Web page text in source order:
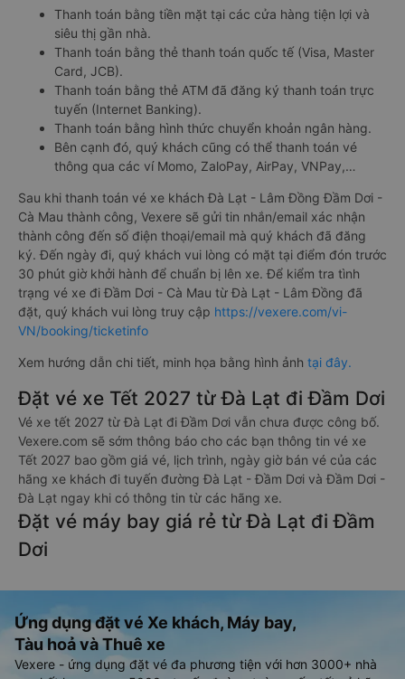
Thanh toán bằng tiền mặt tại các cửa hàng tiện lợi và
siêu thị gần nhà.
Thanh toán bằng thẻ thanh toán quốc tế (Visa, Master
Card, JCB).
Thanh toán bằng thẻ ATM đã đăng ký thanh toán trực
tuyến (Internet Banking).
Thanh toán bằng hình thức chuyển khoản ngân hàng.
Bên cạnh đó, quý khách cũng có thể thanh toán vé
thông qua các ví Momo, ZaloPay, AirPay, VNPay,…
Sau khi thanh toán vé xe khách Đà Lạt - Lâm Đồng Đầm Dơi -
Cà Mau thành công, Vexere sẽ gửi tin nhắn/email xác nhận
thành công đến số điện thoại/email mà quý khách đã đăng
ký. Đến ngày đi, quý khách vui lòng có mặt tại điểm đón trước
30 phút giờ khởi hành để chuẩn bị lên xe. Để kiểm tra tình
trạng vé xe đi Đầm Dơi - Cà Mau từ Đà Lạt - Lâm Đồng đã
đặt, quý khách vui lòng truy cập https://vexere.com/vi-
VN/booking/ticketinfo
Xem hướng dẫn chi tiết, minh họa bằng hình ảnh tại đây.
Đặt vé xe Tết 2027 từ Đà Lạt đi Đầm Dơi
Vé xe tết 2027 từ Đà Lạt đi Đầm Dơi vẫn chưa được công bố.
Vexere.com sẽ sớm thông báo cho các bạn thông tin vé xe
Tết 2027 bao gồm giá vé, lịch trình, ngày giờ bán vé của các
hãng xe khách đi tuyến đường Đà Lạt - Đầm Dơi và Đầm Dơi -
Đà Lạt ngay khi có thông tin từ các hãng xe.
Đặt vé máy bay giá rẻ từ Đà Lạt đi Đầm
Dơi
Ứng dụng đặt vé Xe khách, Máy bay,
Tàu hoả và Thuê xe
Vexere - ứng dụng đặt vé đa phương tiện với hơn 3000+ nhà